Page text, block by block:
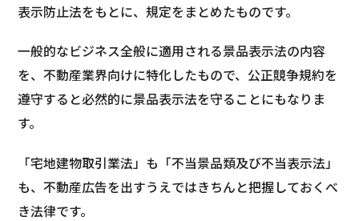
表示防止法をもとに、規定をまとめたものです。
一般的なビジネス全般に適用される景品表示法の内容
を、不動産業界向けに特化したもので、公正競争規約を
遵守すると必然的に景品表示法を守ることにもなりま
す。
「宅地建物取引業法」も「不当景品類及び不当表示法」
も、不動産広告を出すうえではきちんと把握しておくべ
き法律です。